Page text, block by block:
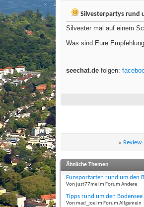
Silvesterpartys rund
Silvester mal auf einem
Was sind Eure
seechat.de folgen:
«
Ähnliche Themen
Funsportarten rund um den
Von just77me im Forum Andere
Tipps rund um den Bodensee
Von mad_joe im Forum Allgemein